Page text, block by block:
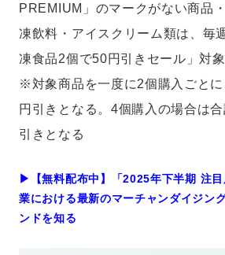
PREMIUM」のマークがない商品
凍飲料・アイスクリーム類は、毎
凍食品2個で50円引きセール」対象
※対象商品を一度に2個購入ごと
円引きとなる。4個購入の場合は
引きとなる
▶︎【無料配布中】「2025年下半期 注
業における最新のマーチャンダイジン
ンドを知る